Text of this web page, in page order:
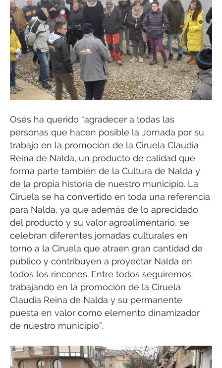
Osés ha querido “agradecer a todas las
personas que hacen posible la Jornada por su
trabajo en la promoción de la Ciruela Claudia
Reina de Nalda, un producto de calidad que
forma parte también de la Cultura de Nalda y
de la propia historia de nuestro municipio. La
Ciruela se ha convertido en toda una referencia
para Nalda, ya que además de lo aprecidado
del producto y su valor agroalimentario, se
celebran diferentes jornadas culturales en
torno a la Ciruela que atraen gran cantidad de
público y contribuyen a proyectar Nalda en
todos los rincones. Entre todos seguiremos
trabajando en la promoción de la Ciruela
Claudia Reina de Nalda y su permanente
puesta en valor como elemento dinamizador
de nuestro municipio”.